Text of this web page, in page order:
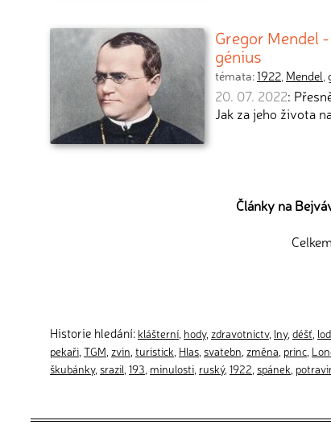
Gregor Mendel
génius
témata:1922, Mendel,
20. 07. 2022:
Jak za jeho života
Články na
Historie hledání: klášterní hody, zdravotnictv, lny, déšť
pekaři TGM zvin turistick Hlas svatebn změna princ
škubánky, srazil 193 minulosti ruský, 1922 spánek